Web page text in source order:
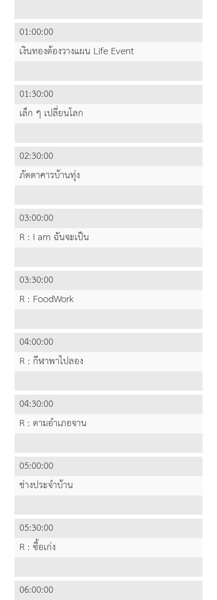
01:00:00
เงินทองต้องวางแผน Life Event
01:30:00
เล็ก ๆ เปลี่ยนโลก
02:30:00
ภัตตาคารบ้านทุ่ง
03:00:00
R : I am ฉันจะเป็น
03:30:00
R : FoodWork
04:00:00
R : กีฬาพาไปลอง
04:30:00
R : ตามอำเภอจาน
05:00:00
ช่างประจำบ้าน
05:30:00
R : ซื้อเก่ง
06:00:00